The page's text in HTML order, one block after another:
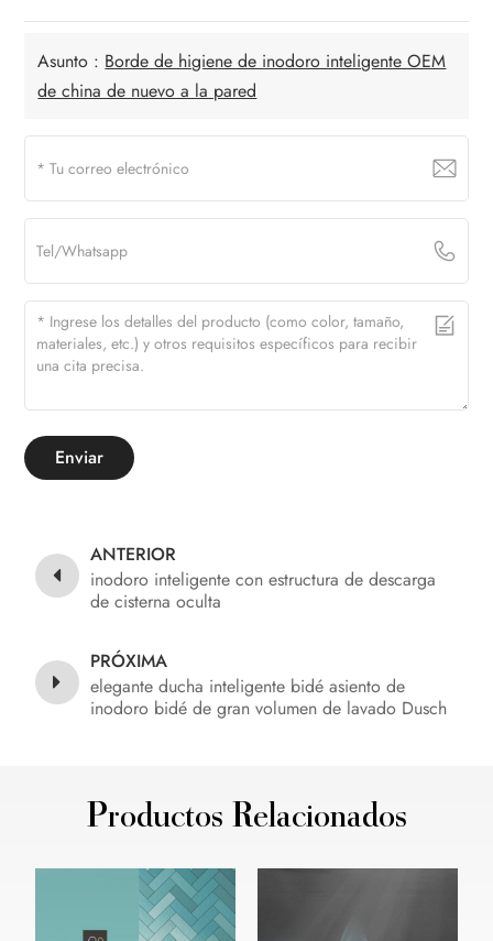
Asunto : Borde de higiene de inodoro inteligente OEM
de china de nuevo a la pared
Enviar
ANTERIOR
inodoro inteligente con estructura de descarga
de cisterna oculta
PRÓXIMA
elegante ducha inteligente bidé asiento de
inodoro bidé de gran volumen de lavado Dusch
Productos Relacionados